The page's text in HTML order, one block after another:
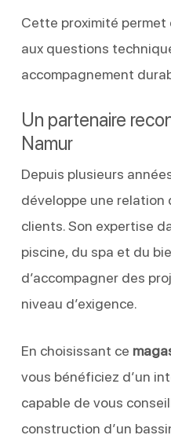
Cette proximité
aux questions
accompagnement
Un partenaire
Namur
Depuis plusieurs
développe une relation
clients. Son expertise
piscine, du spa et du
d’accompagner des
niveau d’exigence.
En choisissant ce
vous bénéficiez d’un
capable de vous
construction d’un